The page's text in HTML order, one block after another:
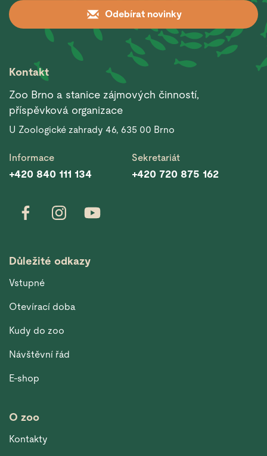
Odebírat novinky
Kontakt
Zoo Brno a stanice zájmových činností,
příspěvková organizace
U Zoologické zahrady 46, 635 00 Brno
Informace
+420 840 111 134
Sekretariát
+420 720 875 162
Důležité odkazy
Vstupné
Otevírací doba
Kudy do zoo
Návštěvní řád
E-shop
O zoo
Kontakty